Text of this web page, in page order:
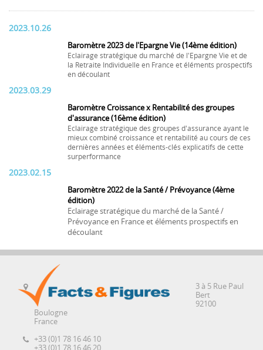
2023.10.26
Baromètre 2023 de l'Epargne Vie (14ème édition)
Eclairage stratégique du marché de l'Epargne Vie et de
la Retraite Individuelle en France et éléments prospectifs
en découlant
2023.03.29
Baromètre Croissance x Rentabilité des groupes
d'assurance (16ème édition)
Eclairage stratégique des groupes d'assurance ayant le
mieux combiné croissance et rentabilité au cours de ces
dernières années et éléments-clés explicatifs de cette
surperformance
2023.02.15
Baromètre 2022 de la Santé / Prévoyance (4ème
édition)
Eclairage stratégique du marché de la Santé /
Prévoyance en France et éléments prospectifs en
découlant
3 à 5 Rue Paul
Bert
92100
Boulogne
France
+33 (0)1 78 16 46 10
+33 (0)1 78 16 46 20